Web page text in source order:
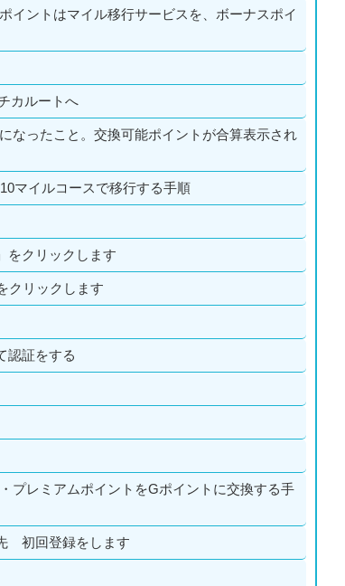
イントはマイル移行サービスを、ボーナスポイ
カルートへ
なったこと。交換可能ポイントが合算表示され
マイルコースで移行する手順
をクリックします
クリックします
認証をする
プレミアムポイントをGポイントに交換する手
初回登録をします